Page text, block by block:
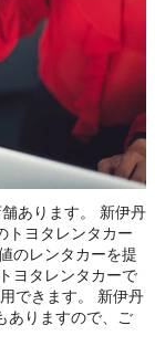
あります。 新伊丹
トヨタレンタカー
のレンタカーを提
ヨタレンタカーで
できます。 新伊丹
ありますので、ご